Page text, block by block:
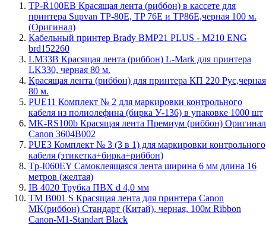
TP-R100EB Красящая лента (риббон) в кассете для
принтера Supvan TP-80E, TP 76E и TP86E,черная 100 м.
(Оригинал)
Кабельный принтер Brady BMP21 PLUS - M210 ENG
brd152260
LM33B Красящая лента (риббон) L-Mark для принтера
LK330, черная 80 м.
Красящая лента (риббон) для принтера КП 220 Рус,черная
80 м.
PUE11 Комплект № 2 для маркировки контрольного
кабеля из полиолефина (бирка У-136) в упаковке 1000 шт
MK-RS100b Красящая лента Премиум (риббон) Оригинал
Canon 3604B002
PUE3 Комплект № 3 (3 в 1) для маркировки контрольного
кабеля (этикетка+бирка+риббон)
Tp-I060EY Самоклеящаяся лента ширина 6 мм длина 16
метров (желтая)
IB 4020 Трубка ПВХ d 4,0 мм
TM B001 S Красящая лента для принтера Canon
MK(риббон) Стандарт (Китай), черная, 100м Ribbon
Canon-M1-Standart Black